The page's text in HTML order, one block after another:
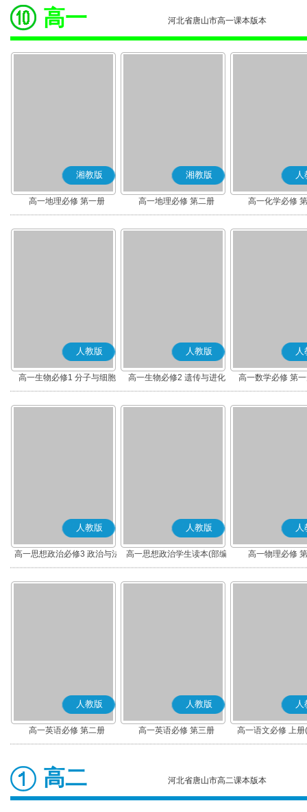
高一 河北省唐山市高一课本版本
湘教版
高一地理必修 第一册
湘教版
高一地理必修 第二册
人
高一化学必修
人教版
高一生物必修1 分子与细胞
人教版
高一生物必修2 遗传与进化
人
高一数学必修 第
人教版
高一思想政治必修3 政治与法
治(部编版)
人教版
高一思想政治学生读本(部编
版)
人
高一物理必修
人教版
高一英语必修 第二册
人教版
高一英语必修 第三册
人
高一语文必修 上
高二 河北省唐山市高二课本版本